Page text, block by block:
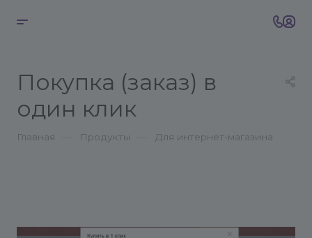
Покупка (заказ) в
один клик
Главная Продукты Для интернет-магазина